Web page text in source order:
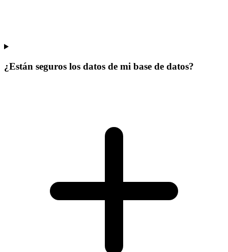
¿Están seguros los datos de mi base de datos?